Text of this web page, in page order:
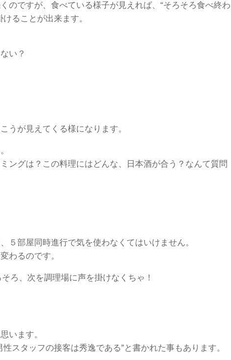
のですが、食べている様子が見えれば、“そろそろ食べ終わ
ることが出来ます。
い？
うが見えてくる様になります。
ングは？この料理にはどんな、日本酒が合う？なんて質問
５部屋同時進行で気を使わなくてはいけません。
わるのです。
ろ、次を調理場に声を掛けなくちゃ！
います。
スタッフの接客は秀逸である”と書かれた事もあります。